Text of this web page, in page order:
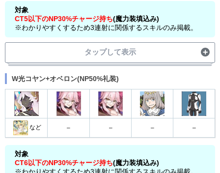
対象
CT5以下のNP30%チャージ持ち(魔力装填込み)
※わかりやすくするため3連射に関係するスキルのみ掲載。
タップして表示
wave2
スキル2(順番注意)
スキル1→
オダチェン →
スキル2,3
スキル1→
W光コヤン+オベロン(NP50%礼装)
など – – – –
対象
CT6以下のNP30%チャージ持ち(魔力装填込み)
※わかりやすくするため3連射に関係するスキルのみ掲載。